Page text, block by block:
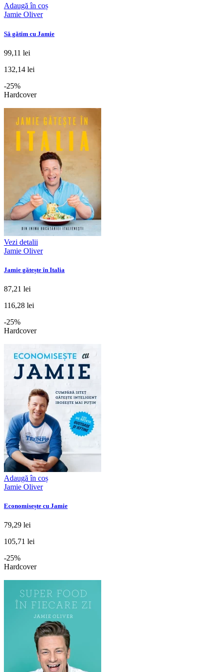
Adaugă în coș
Jamie Oliver
Să gătim cu Jamie
99,11 lei
132,14 lei
-25%
Hardcover
Vezi detalii
Jamie Oliver
Jamie gătește în Italia
87,21 lei
116,28 lei
-25%
Hardcover
Adaugă în coș
Jamie Oliver
Economisește cu Jamie
79,29 lei
105,71 lei
-25%
Hardcover